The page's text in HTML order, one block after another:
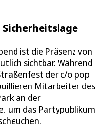
ist die Präsenz von
sichtbar. Während
der c/o pop
Mitarbeiter des
an der
um das Partypublikum